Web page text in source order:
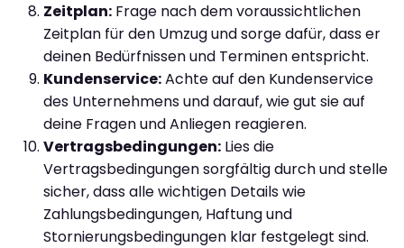
Zeitplan: Frage nach dem voraussichtlichen
Zeitplan für den Umzug und sorge dafür, dass er
deinen Bedürfnissen und Terminen entspricht.
Kundenservice:Achte auf den Kundenservice
des Unternehmens und darauf, wie gut sie auf
deine Fragen und Anliegen reagieren.
Vertragsbedingungen: Lies die
Vertragsbedingungen sorgfältig durch und stelle
sicher, dass alle wichtigen Details wie
Zahlungsbedingungen, Haftung und
Stornierungsbedingungen klar festgelegt sind.